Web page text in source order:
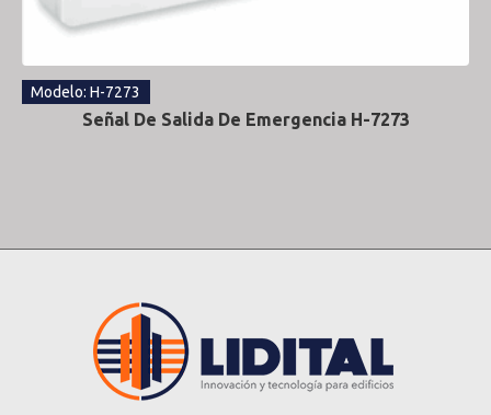
Modelo: H-7273
Señal De Salida De Emergencia H-7273